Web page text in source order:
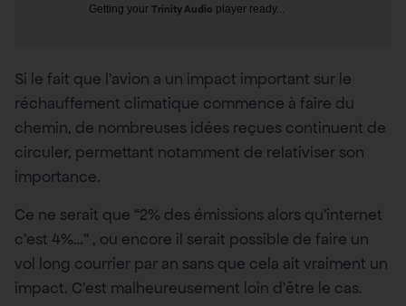
Getting your Trinity Audio player ready...
Si le fait que l’avion a un impact important sur le
réchauffement climatique commence à faire du
chemin, de nombreuses idées reçues continuent de
circuler, permettant notamment de relativiser son
importance.
Ce ne serait que “2% des émissions alors qu’internet
c’est 4%…” , ou encore il serait possible de faire un
vol long courrier par an sans que cela ait vraiment un
impact. C’est malheureusement loin d’être le cas.